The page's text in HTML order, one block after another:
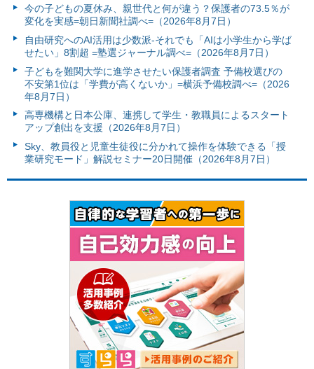
今の子どもの夏休み、親世代と何が違う？保護者の73.5％が
変化を実感=朝日新聞社調べ=（2026年8月7日）
自由研究へのAI活用は少数派-それでも「AIは小学生から学ば
せたい」8割超 =塾選ジャーナル調べ=（2026年8月7日）
子どもを難関大学に進学させたい保護者調査 予備校選びの
不安第1位は「学費が高くないか」=横浜予備校調べ=（2026
年8月7日）
高専機構と日本公庫、連携して学生・教職員によるスタート
アップ創出を支援（2026年8月7日）
Sky、教員役と児童生徒役に分かれて操作を体験できる「授
業研究モード」解説セミナー20日開催（2026年8月7日）